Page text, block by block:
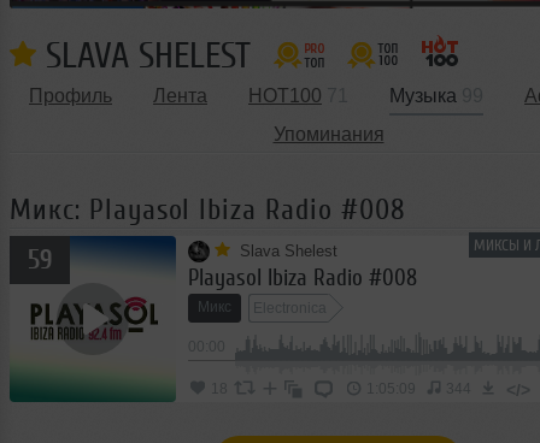
SLAVA SHELEST
Профиль Лента HOT100 Музыка
Упоминания
Микс: Playasol Ibiza Radio #008
МИКСЫ И
59 Slava Shelest
Playasol Ibiza Radio #008
Микс Electronica
1:05:09 344 </>